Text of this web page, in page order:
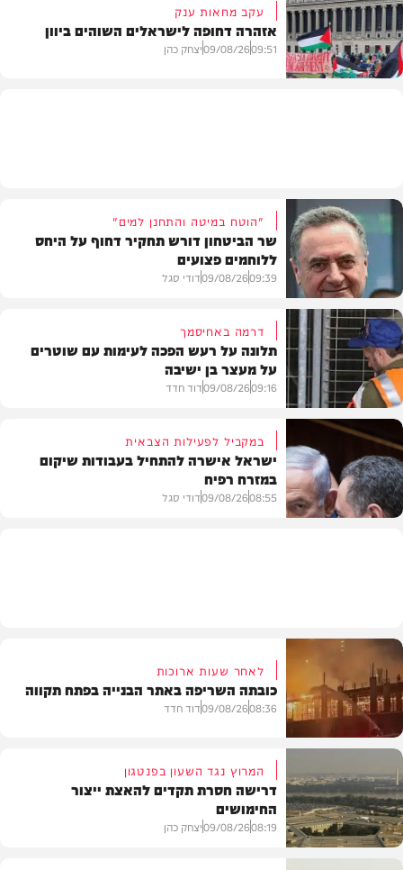
חדשות
עקב מחאות ענק
אזהרה דחופה לישראלים השוהים ביוון
09:51
09/08/26יצחק כהן
חדשות
"הוטח במיטה והתחנן למים"
שר הביטחון דורש תחקיר דחוף על היחס
ללוחמים פצועים
09:39
09/08/26דודי סגל
חרדים
דרמה באחיסמך
תלונה על רעש הפכה לעימות עם שוטרים
על מעצר בן ישיבה
09:16
09/08/26דוד חדד
במקביל לפעילות הצבאית
ישראל אישרה להתחיל בעבודות שיקום
במזרח רפיח
08:55
09/08/26דודי סגל
חדשות
לאחר שעות ארוכות
כובתה השריפה באתר הבנייה בפתח תקווה
08:36
09/08/26דוד חדד
המרוץ נגד השעון בפנטגון
דרישה חסרת תקדים להאצת ייצור
החימושים
08:19
09/08/26יצחק כהן